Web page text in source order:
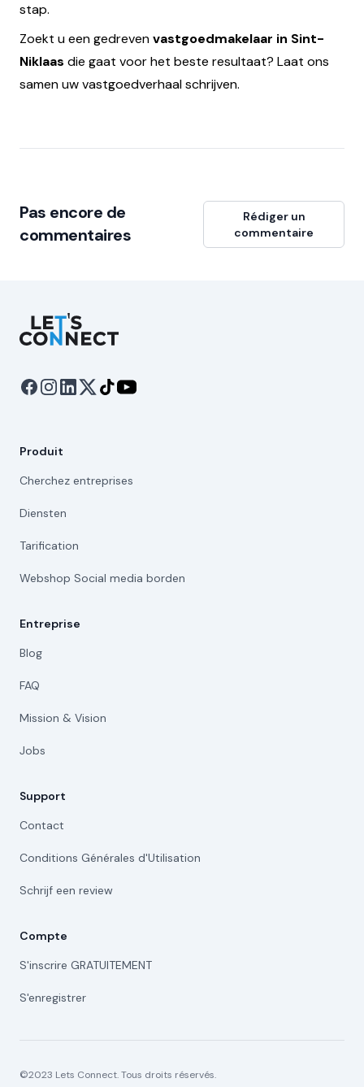
stap.
Zoekt u een gedrevenvastgoedmakelaar in Sint-
Niklaas die gaat voor het beste resultaat? Laat ons
samen uw vastgoedverhaal schrijven.
Pas encore de
commentaires
Rédiger un
commentaire
Let's Connect
Produit
Cherchez entreprises
Diensten
Tarification
Webshop Social media borden
Entreprise
Blog
FAQ
Mission & Vision
Jobs
Support
Contact
Conditions Générales d'Utilisation
Schrijf een review
Compte
S'inscrire GRATUITEMENT
S'enregistrer
©2023 Lets Connect. Tous droits réservés.